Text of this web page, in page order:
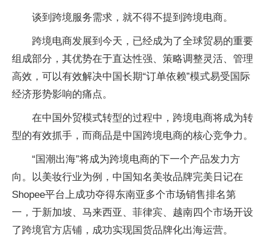
谈到跨境服务需求，就不得不提到跨境电商。
跨境电商发展到今天，已经成为了全球贸易的重要
组成部分，其优势在于直达性强、策略调整灵活、管理
高效，可以有效解决中国长期“订单依赖”模式易受国际
经济形势影响的痛点。
在中国外贸模式转型的过程中，跨境电商将成为转
型的有效抓手，而商品是中国跨境电商的核心竞争力。
“国潮出海”将成为跨境电商的下一个产品发力方
向。以美妆行业为例，中国知名美妆品牌完美日记在
Shopee平台上成功夺得东南亚多个市场销售排名第
一，于新加坡、马来西亚、菲律宾、越南四个市场开设
了跨境官方店铺，成功实现国货品牌化出海运营。